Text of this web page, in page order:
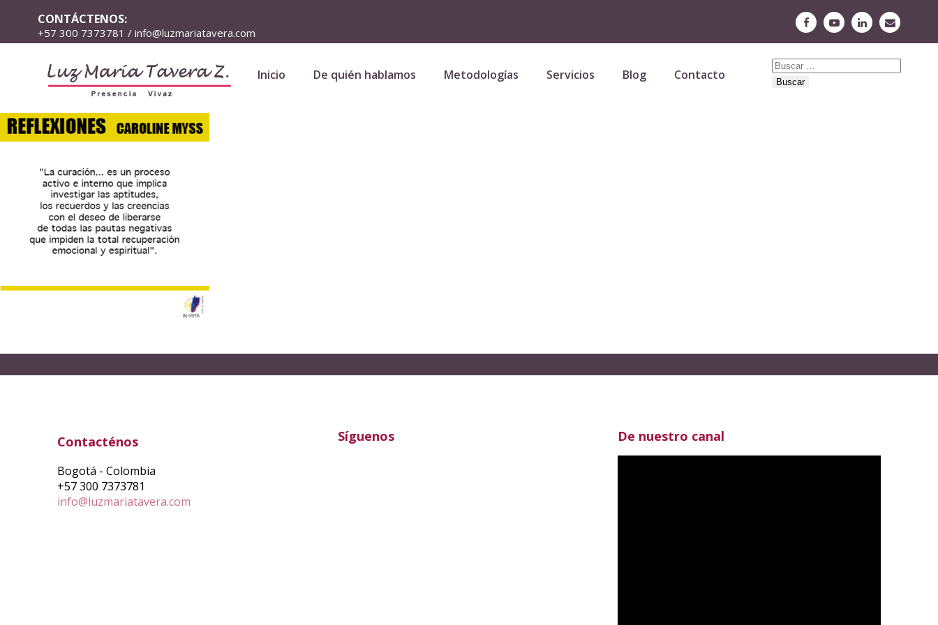
CONTÁCTENOS:
+57 300 7373781 / info@luzmariatavera.com
Inicio De quién hablamos Metodologías Servicios Blog Contacto
Buscar:
Contacténos
Bogotá - Colombia
+57 300 7373781
info@luzmariatavera.com
Síguenos De nuestro canal